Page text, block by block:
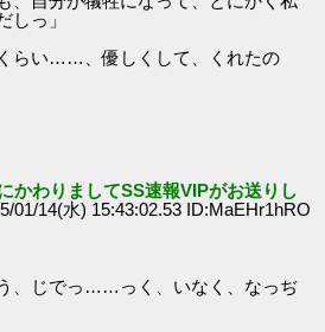
しっ」
らい……、優しくして、くれたの
かわりましてSS速報VIPがお送りし
01/14(水) 15:43:02.53 ID:MaEHr1hRO
、じでっ……っく、いなく、なっぢ